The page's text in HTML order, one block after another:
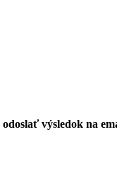
výsledok na